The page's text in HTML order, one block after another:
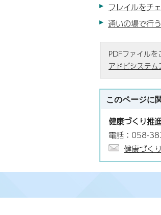
フレイルをチ
通いの場で行
PDFファイル
アドビシステム
このページに
健康づくり推
電話：058-
健康づく